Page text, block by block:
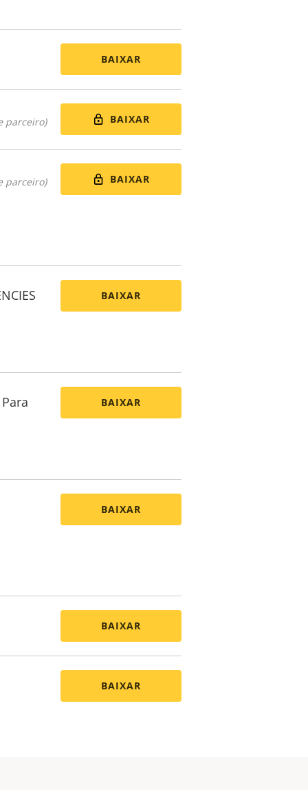
BAIXAR
parceiro) BAIXAR
parceiro) BAIXAR
BAIXAR
BAIXAR
BAIXAR
BAIXAR
BAIXAR